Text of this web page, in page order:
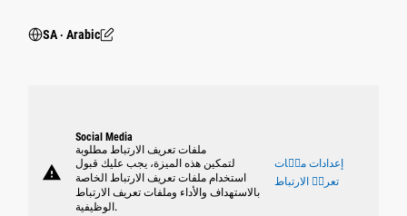
SA ‧ Arabic
warning
Social Media
ملفات تعريف الارتباط مطلوبة
لتمكين هذه الميزة، يجب عليك قبول
استخدام ملفات تعريف الارتباط الخاصة
بالاستهداف والأداء وملفات تعريف الارتباط
الوظيفية.
إعدادات ملٝات
تعريٝ الارتباط